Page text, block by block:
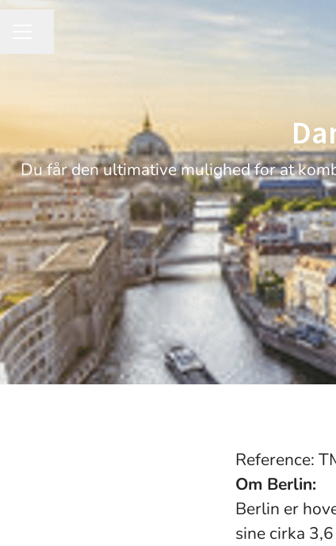
Du får den ultimative mulighed for at
Reference:
Om Berlin:
Berlin er
sine cirka